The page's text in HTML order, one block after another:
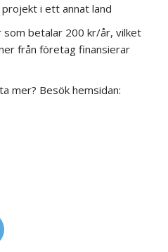
projekt i ett annat land
betalar 200 kr/år, vilket
från företag finansierar
mer? Besök hemsidan: